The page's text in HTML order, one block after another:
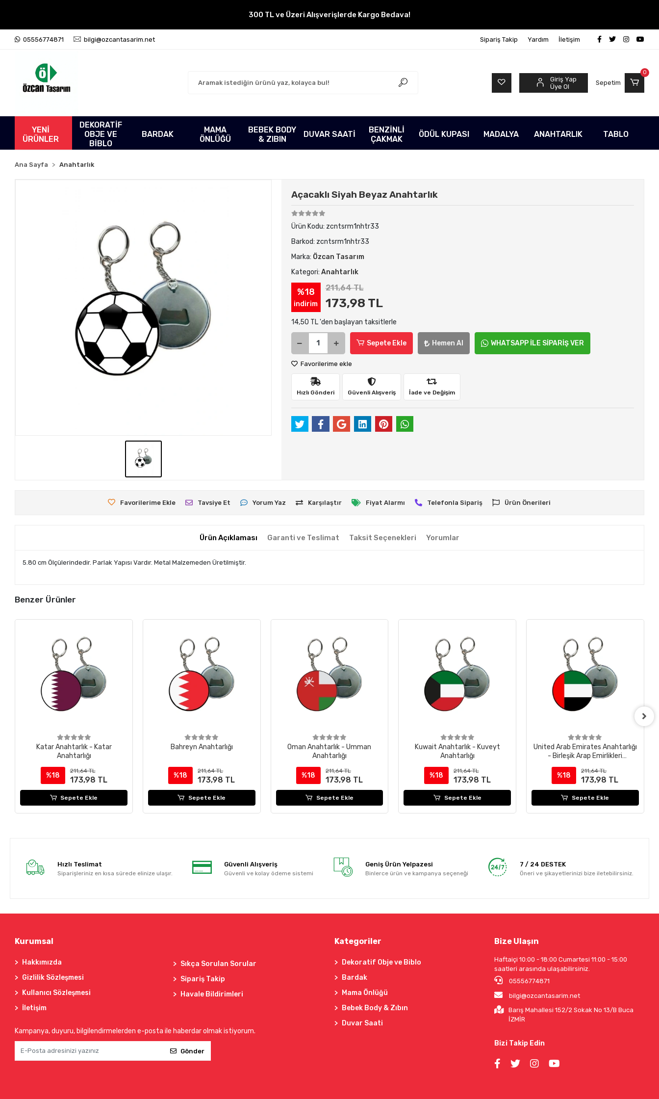
300 TL ve Üzeri Alışverişlerde Kargo Bedava!
05556774871 bilgi@ozcantasarim.net Sipariş Takip Yardım İletişim
Giriş Yap
Üye Ol
Sepetim
0
YENİ
ÜRÜNLER
DEKORATİF
OBJE VE
BİBLO
BARDAK
MAMA
ÖNLÜĞÜ
BEBEK BODY
& ZIBIN
DUVAR SAATİ
BENZİNLİ
ÇAKMAK
ÖDÜL KUPASI MADALYA ANAHTARLIK TABLO
Ana Sayfa Anahtarlık
Açacaklı Siyah Beyaz Anahtarlık
Ürün Kodu: zcntsrm1nhtr33
Barkod: zcntsrm1nhtr33
Marka: Özcan Tasarım
Kategori: Anahtarlık
%18
indirim
211,64 TL
173,98 TL
14,50 TL 'den başlayan taksitlerle
Sepete Ekle Hemen Al WHATSAPP İLE SİPARİŞ VER
Favorilerime ekle
Hızlı Gönderi Güvenli Alışveriş İade ve Değişim
Favorilerime Ekle Tavsiye Et Yorum Yaz Karşılaştır Fiyat Alarmı Telefonla Sipariş Ürün Önerileri
Ürün Açıklaması Garanti ve Teslimat Taksit Seçenekleri Yorumlar
5.80 cm Ölçülerindedir. Parlak Yapısı Vardır. Metal Malzemeden Üretilmiştir.
Benzer Ürünler
Katar Anahtarlık - Katar
Anahtarlığı
%18
211,64 TL
173,98 TL
Sepete Ekle
Bahreyn Anahtarlığı
%18
211,64 TL
173,98 TL
Sepete Ekle
Oman Anahtarlık - Umman
Anahtarlığı
%18
211,64 TL
173,98 TL
Sepete Ekle
Kuwait Anahtarlık - Kuveyt
Anahtarlığı
%18
211,64 TL
173,98 TL
Sepete Ekle
United Arab Emirates Anahtarlığı
- Birleşik Arap Emirlikleri
%18
211,64 TL
173,98 TL
Sepete Ekle
Hızlı Teslimat
Siparişleriniz en kısa sürede elinize ulaşır.
Güvenli Alışveriş
Güvenli ve kolay ödeme sistemi
Geniş Ürün Yelpazesi
Binlerce ürün ve kampanya seçeneği
7 / 24 DESTEK
Öneri ve şikayetlerinizi bize iletebilirsiniz.
Kurumsal
Hakkımızda
Gizlilik Sözleşmesi
Kullanıcı Sözleşmesi
İletişim
Sıkça Sorulan Sorular
Sipariş Takip
Havale Bildirimleri
Kampanya, duyuru, bilgilendirmelerden e-posta ile haberdar olmak istiyorum.
Gönder
Kategoriler
Dekoratif Obje ve Biblo
Bardak
Mama Önlüğü
Bebek Body & Zıbın
Duvar Saati
Bize Ulaşın
Haftaiçi 10:00 - 18:00 Cumartesi 11:00 - 15:00
saatleri arasında ulaşabilirsiniz.
05556774871
bilgi@ozcantasarim.net
Barış Mahallesi 152/2 Sokak No 13/B Buca
İZMİR
Bizi Takip Edin